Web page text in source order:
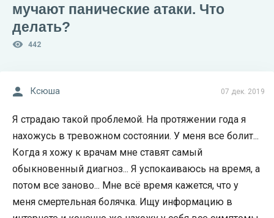
мучают панические атаки. Что
делать?
442
07 дек. 2019
Ксюша
Я страдаю такой проблемой. На протяжении года я
нахожусь в тревожном состоянии. У меня все болит...
Когда я хожу к врачам мне ставят самый
обыкновенный диагноз... Я успокаиваюсь на время, а
потом все заново... Мне всё время кажется, что у
меня смертельная болячка. Ищу информацию в